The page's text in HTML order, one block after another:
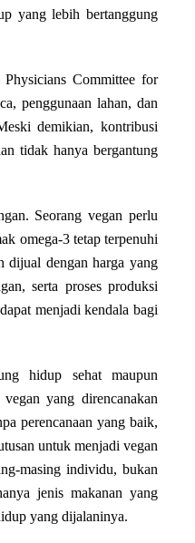
yang lebih bertanggung
Committee for
penggunaan lahan, dan
demikian, kontribusi
tidak hanya bergantung
Seorang vegan perlu
omega-3 tetap terpenuhi
dijual dengan harga yang
serta proses produksi
menjadi kendala bagi
hidup sehat maupun
yang direncanakan
perencanaan yang baik,
untuk menjadi vegan
masing individu, bukan
jenis makanan yang
yang dijalaninya.